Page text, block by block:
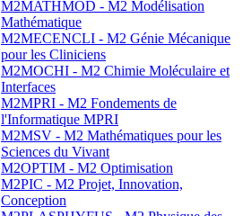
M2MATHMOD - M2 Modélisation
Mathématique
M2MECENCLI - M2 Génie Mécanique
pour les Cliniciens
M2MOCHI - M2 Chimie Moléculaire et
Interfaces
M2MPRI - M2 Fondements de
l'Informatique MPRI
M2MSV - M2 Mathématiques pour les
Sciences du Vivant
M2OPTIM - M2 Optimisation
M2PIC - M2 Projet, Innovation,
Conception